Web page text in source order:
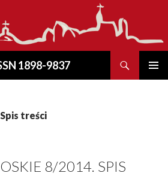
1898-9837
treści
8/2014. SPIS